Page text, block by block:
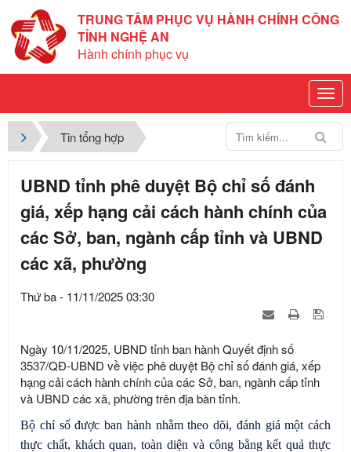
TRUNG TÂM PHỤC VỤ HÀNH CHÍNH CÔNG
TỈNH NGHỆ AN
Hành chính phục vụ
Tin tổng hợp
UBND tỉnh phê duyệt Bộ chỉ số đánh
giá, xếp hạng cải cách hành chính của
các Sở, ban, ngành cấp tỉnh và UBND
các xã, phường
Thứ ba - 11/11/2025 03:30
Ngày 10/11/2025, UBND tỉnh ban hành Quyết định số
3537/QĐ-UBND về việc phê duyệt Bộ chỉ số đánh giá, xếp
hạng cải cách hành chính của các Sở, ban, ngành cấp tỉnh
và UBND các xã, phường trên địa bàn tỉnh.
Bộ chỉ số được ban hành nhằm theo dõi, đánh giá một cách
thực chất, khách quan, toàn diện và công bằng kết quả thực